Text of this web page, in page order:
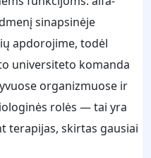
sinapsinėje
apdorojime, todėl
universiteto komanda
organizmuose ir
rolės — tai yra
terapijas, skirtas gausiai